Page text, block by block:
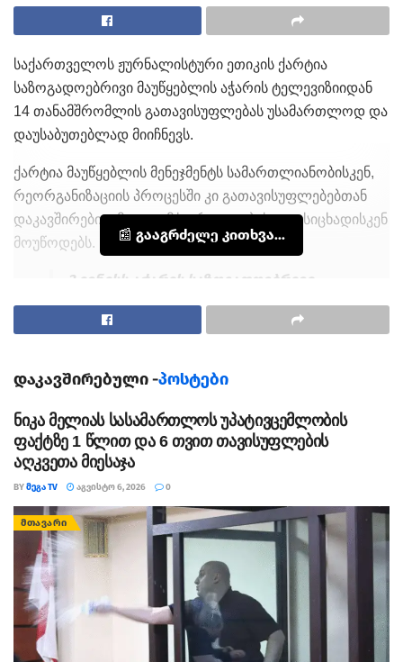
საქართველოს ჟურნალისტური ეთიკის ქარტია
საზოგადოებრივი მაუწყებლის აჭარის ტელევიზიიდან
14 თანამშრომლის გათავისუფლებას უსამართლოდ და
დაუსაბუთებლად მიიჩნევს.
ქარტია მაუწყებლის მენეჯმენტს სამართლიანობისკენ,
რეორგანიზაციის პროცესში კი გათავისუფლებებთან
დაკავშირებით მეტი გამჭვირვალობისა და სიცხადისკენ
მოუწოდებს.
2 ივნისს აჭარის საზოგადოებრივი
დირექციამ ელექტრონული ფოსტით
გადაცემა „სათქმელის“ წამყვანი ირინა
ყურუა, რადიოს საინფორმაციო
გამოშვების რედაქტორი მაია
მერკვილაძე და ჟურნალისტები თეონა
ხარაბაძე, ლევან ურიდია და სალომე
გეგეშიძე.
აჭარის საზოგადოებრივი მაუწყებლის
ახლად დანიშნულმა დირექტორმა
ირაკლი კიკვაძემ გამოცემა
„ბათუმელებთან“ კომუნიკაციაში
გათავისუფლებები მაუწყებელში
მიმდინარე რეორგანიზაციას
📰 გააგრძელე კითხვა...
დაკავშირებული -პოსტები
ნიკა მელიას სასამართლოს უპატივცემლობის
ფაქტზე 1 წლით და 6 თვით თავისუფლების
აღკვეთა მიესაჯა
BYᲛᲔᲒᲐ TV ᲐᲒᲕᲘᲡᲢᲝ 6, 2026 0
ᲛᲗᲐᲕᲐᲠᲘ